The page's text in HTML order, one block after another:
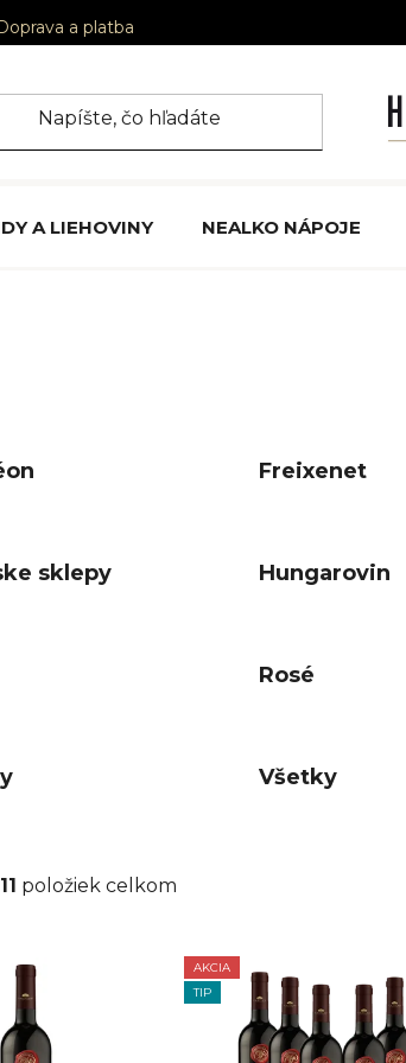
a platba
A LIEHOVINY NEALKO NÁPOJE
Freixenet
sklepy Hungarovin
Rosé
Všetky
11 položiek celkom
AKCIA
TIP